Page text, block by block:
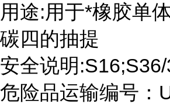
用途:用于*橡胶单
碳四的抽提
安全说明
危险品运输编号：